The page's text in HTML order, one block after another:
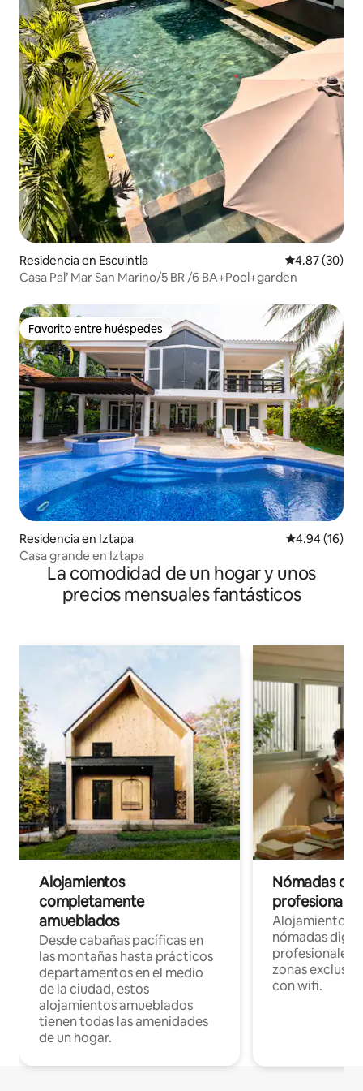
Residencia en Escuintla Calificación
4.87 (30)
Casa Pal’ Mar San Marino/5 BR /6 BA+Pool+garden
Favorito entre huéspedes
Favorito entre huéspedes
Residencia en Iztapa Calificación
4.94 (16)
Casa grande en Iztapa
La comodidad de un hogar y unos
precios mensuales fantásticos
Alojamientos
completamente
amueblados
Desde cabañas pacíficas en
las montañas hasta prácticos
departamentos en el medio
de la ciudad, estos
alojamientos amueblados
tienen todas las amenidades
de un hogar.
Nómadas
Alojamientos
nómadas
profesionales
zonas
con wifi.